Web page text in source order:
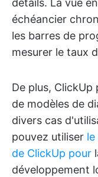
détails. La vue
échéancier
les barres de
mesurer le taux
De plus,
de modèles de
divers cas
pouvez utiliser
de ClickUp pour
développement